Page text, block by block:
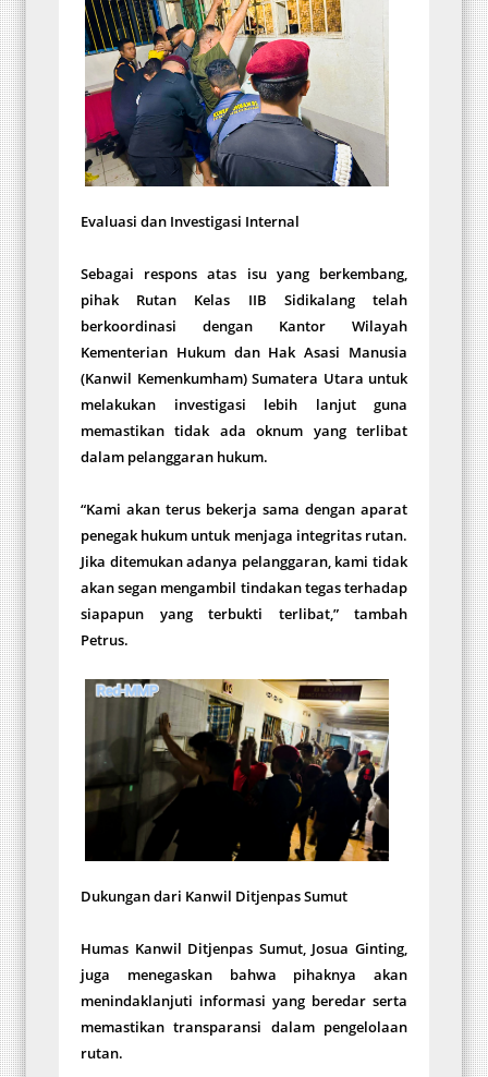
Evaluasi dan Investigasi Internal
Sebagai respons atas isu yang berkembang,
pihak Rutan Kelas IIB Sidikalang telah
berkoordinasi dengan Kantor Wilayah
Kementerian Hukum dan Hak Asasi Manusia
(Kanwil Kemenkumham) Sumatera Utara untuk
melakukan investigasi lebih lanjut guna
memastikan tidak ada oknum yang terlibat
dalam pelanggaran hukum.
“Kami akan terus bekerja sama dengan aparat
penegak hukum untuk menjaga integritas rutan.
Jika ditemukan adanya pelanggaran, kami tidak
akan segan mengambil tindakan tegas terhadap
siapapun yang terbukti terlibat,” tambah
Petrus.
Dukungan dari Kanwil Ditjenpas Sumut
Humas Kanwil Ditjenpas Sumut, Josua Ginting,
juga menegaskan bahwa pihaknya akan
menindaklanjuti informasi yang beredar serta
memastikan transparansi dalam pengelolaan
rutan.